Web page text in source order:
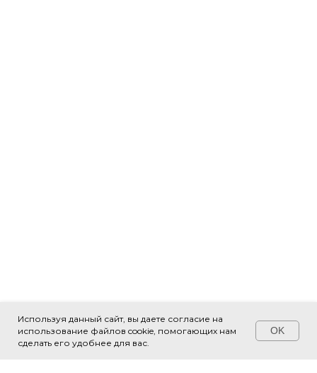
Используя данный сайт, вы даете согласие на
использование файлов cookie, помогающих нам
сделать его удобнее для вас.
OK
Свяжитесь с нами!